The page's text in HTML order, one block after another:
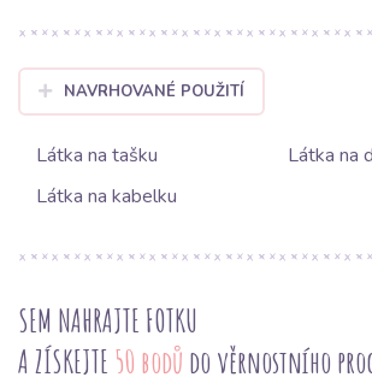
NAVRHOVANÉ POUŽITÍ
Látka na tašku
Látka na
Látka na kabelku
SEM NAHRAJTE FOTKU
A ZÍSKEJTE 50 bodů do věrnostního